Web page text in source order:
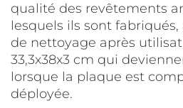
qualité des revêtements
lesquels ils sont
de nettoyage après
33,3x38x3 cm qui
lorsque la plaque est
déployée.